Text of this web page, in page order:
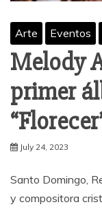
Arte Eventos
Melody
primer
July 24, 2023
Santo Domingo,
y compositora